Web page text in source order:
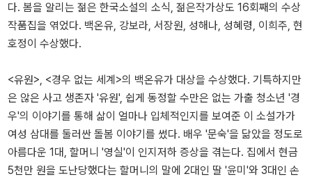
다. 봄을 알리는 젊은 한국소설의 소식, 젊은작가상도 16회째의 수상
작품집을 엮었다. 백온유, 강보라, 서장원, 성해나, 성혜령, 이희주, 현
호정이 수상했다.
<유원>, <경우 없는 세계>의 백온유가 대상을 수상했다. 기특하지만
은 않은 사고 생존자 '유원', 쉽게 동정할 수만은 없는 가출 청소년 '경
우'의 이야기를 통해 삶이 얼마나 입체적인지를 보여준 이 소설가가
여성 삼대를 둘러싼 돌봄 이야기를 썼다. 배우 '문숙'을 닮았을 정도로
아름다운 1대, 할머니 '영실'이 인지저하 증상을 겪는다. 집에서 현금
5천만 원을 도난당했다는 할머니의 말에 2대인 딸 '윤미'와 3대인 손